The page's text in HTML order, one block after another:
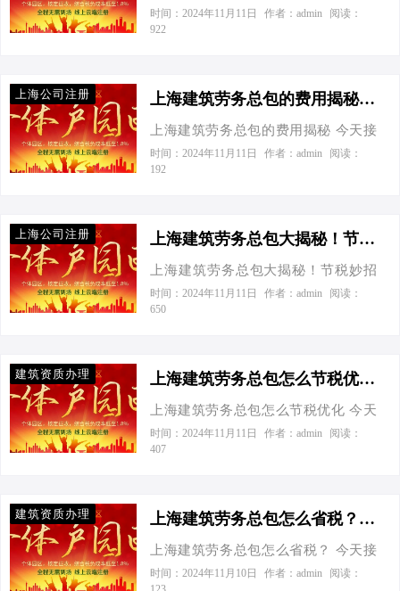
死存亡。作为一名深耕中小企业财税
面临的税种多样，包括增值税、企业
所得税、个人所得税等，每一种都有
其特定的计算方式和优惠政策。因
此，税务规划的第一步，就是全面了
来看看不同组织形式…
到一个老板电话，张总的声音有些急
切：“听说现在上海建筑劳务总包的活
哈哈，张总您算找对人了，咱可是财
保证让您心里透亮儿！ 第一步：工商
注册，打好基础 首先，得有个响亮的
子打地基，虽然繁琐，但至关重要。
一般来说，整个流程顺利的话，一周
左右就能拿到营业执照，咱们的速度
比隔壁老王家快多了！ 第二步：资质
准备技…
时间：2024年11月11日 作者：admin
阅读：
922
上海公司注册 上海建筑劳务总包的费用揭秘-上海建筑劳务总包有什么费用
上海建筑劳务总包的费用揭秘 今天接
到一个老板电话，张总的声音有些急
切：“听说上海建筑劳务总包的费用里
头没谱啊！”我一听乐了，张总这是被
别急，今天就给您拨开这层迷雾，让
您心中有数。 揭开费用面纱 在上海，
见摸不着却沉甸甸的税费，每一样都
让人心疼。但别怕，咱们一步步来拆
解。 1.工商注册与记账报税 首先，工
商注册，这是入场券，少不了。自己
等，省时又省力…
时间：2024年11月11日 作者：admin
阅读：
192
上海公司注册 上海建筑劳务总包大揭秘！节税妙招助你成为“税务小能手”-上海建筑劳务总包有什么要求
上海建筑劳务总包大揭秘！节税妙招
助你成为“税务小能手” 今天接到一个
老板电话，张总的声音略显急切：“老
说你对节税挺有一套，能不能给指点
啡，说道：“张总，您算找对人了。咱
们边聊边给您露几手，保证让您既合
格。根据官方数据显示，2023年上海
市建筑业总产值达到1.5万亿元人民
币，同比增长8%，这背后是对建筑劳
时间：2024年11月11日 作者：admin
阅读：
650
建筑资质办理 上海建筑劳务总包怎么节税优化-上海建筑劳务总包怎么节税优化
上海建筑劳务总包怎么节税优化 今天
接到一个老板电话，一开口就问我：
“听说现在建筑行业税负重如山，有没
您算是问对人了！”咱们就来聊聊上海
您的企业减负不减竞争力！ 一、个体
工商户核定征收VS有限公司：节税大
时间：2024年11月11日 作者：admin
阅读：
407
建筑资质办理 上海建筑劳务总包怎么省税？-上海建筑劳务总包怎么省税
上海建筑劳务总包怎么省税？ 今天接
到一个老板电话，他在上海做建筑劳
时间：2024年11月10日 作者：admin
阅读：